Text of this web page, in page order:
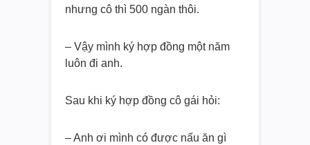
nhưng cô thì 500 ngàn thôi.
– Vậy mình ký hợp đồng một năm
luôn đi anh.
Sau khi ký hợp đồng cô gái hỏi:
– Anh ơi mình có được nấu ăn gì